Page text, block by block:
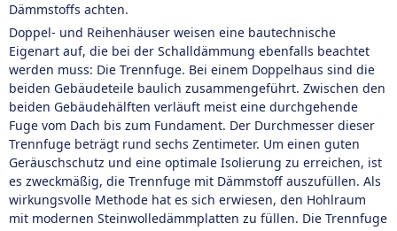
Dämmstoffs achten.
Doppel- und Reihenhäuser weisen eine bautechnische
Eigenart auf, die bei der Schalldämmung ebenfalls beachtet
werden muss: Die Trennfuge. Bei einem Doppelhaus sind die
beiden Gebäudeteile baulich zusammengeführt. Zwischen den
beiden Gebäudehälften verläuft meist eine durchgehende
Fuge vom Dach bis zum Fundament. Der Durchmesser dieser
Trennfuge beträgt rund sechs Zentimeter. Um einen guten
Geräuschschutz und eine optimale Isolierung zu erreichen, ist
es zweckmäßig, die Trennfuge mit Dämmstoff auszufüllen. Als
wirkungsvolle Methode hat es sich erwiesen, den Hohlraum
mit modernen Steinwolledämmplatten zu füllen. Die Trennfuge